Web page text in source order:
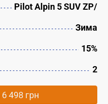
Pilot Alpin 5 SUV ZP/
Зима
15%
2
6 498 грн